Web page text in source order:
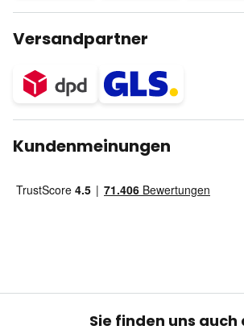
Versandpartner
Kundenmeinungen
Sie finden uns auch